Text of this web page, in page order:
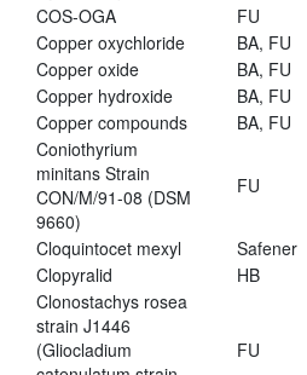
COS-OGA
FU
Copper oxychloride
BA, FU
Copper oxide
BA, FU
Copper hydroxide
BA, FU
Copper compounds
BA, FU
Coniothyrium
minitans Strain
CON/M/91-08 (DSM
9660)
FU
Cloquintocet mexyl Safener
Clopyralid
HB
Clonostachys rosea
strain J1446
(Gliocladium
FU